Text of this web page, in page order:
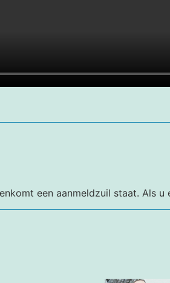
een aanmeldzuil staat. Als